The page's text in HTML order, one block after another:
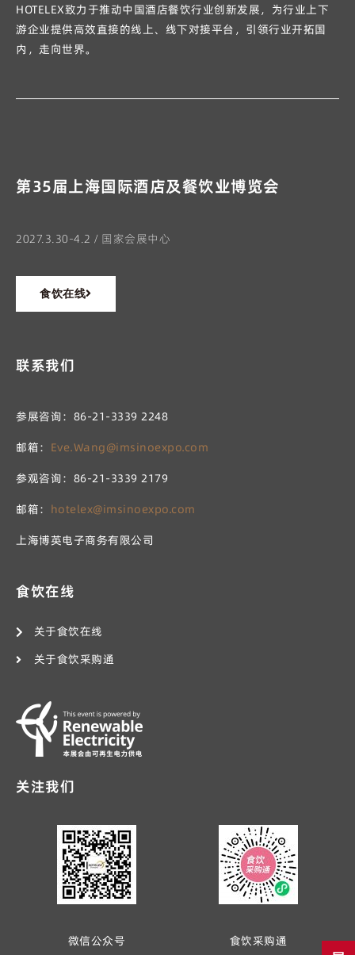
HOTELEX致力于推动中国酒店餐饮行业创新发展，为行业上下
游企业提供高效直接的线上、线下对接平台，引领行业开拓国
内，走向世界。
第35届上海国际酒店及餐饮业博览会
2027.3.30-4.2 / 国家会展中心
食饮在线
联系我们
参展咨询：86-21-3339 2248
邮箱： Eve.Wang@imsinoexpo.com
参观咨询：86-21-3339 2179
邮箱： hotelex@imsinoexpo.com
上海博英电子商务有限公司
食饮在线
关于食饮在线
关于食饮采购通
关注我们
微信公众号 食饮采购通